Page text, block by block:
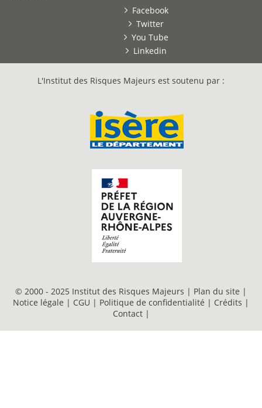
Facebook
Twitter
You Tube
Linkedin
L'Institut des Risques Majeurs est soutenu par :
© 2000 - 2025 Institut des Risques Majeurs | Plan du site |
Notice légale | CGU | Politique de confidentialité | Crédits |
Contact |